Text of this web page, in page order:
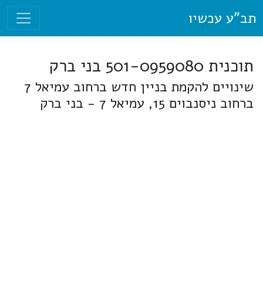
תב"ע עכשיו
תוכנית 501-0959080 בני ברק
שינויים להקמת בניין חדש ברחוב עמיאל 7
ברחוב ניסנבוים 15, עמיאל 7 - בני ברק